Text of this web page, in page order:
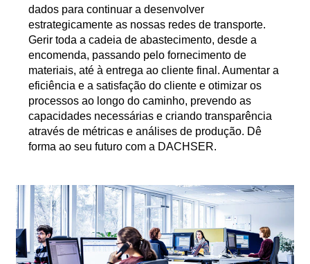
dados para continuar a desenvolver
estrategicamente as nossas redes de transporte.
Gerir toda a cadeia de abastecimento, desde a
encomenda, passando pelo fornecimento de
materiais, até à entrega ao cliente final. Aumentar a
eficiência e a satisfação do cliente e otimizar os
processos ao longo do caminho, prevendo as
capacidades necessárias e criando transparência
através de métricas e análises de produção. Dê
forma ao seu futuro com a DACHSER.